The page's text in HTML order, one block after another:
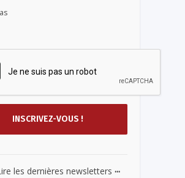
les dernières newsletters ...